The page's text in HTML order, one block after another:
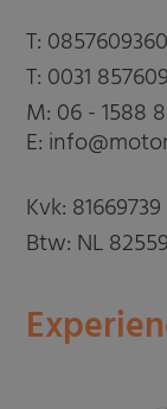
T: 0857609360
T: 0031
M: 06 - 1588
E:
Kvk: 81669739
Btw: NL